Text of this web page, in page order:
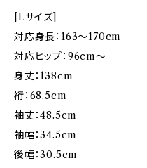
[Lサイズ]
対応身長：163〜170cm
対応ヒップ：96cm〜
身丈：138cm
裄：68.5cm
袖丈：48.5cm
袖幅：34.5cm
後幅：30.5cm